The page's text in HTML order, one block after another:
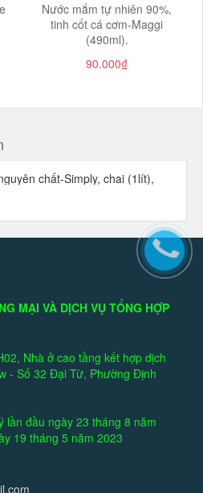
Nước mắm tự nhiên 90%,
tinh cốt cá cơm-Maggi
(490ml).
90.000₫
chất-Simply, chai (1lít),
MẠI VÀ DỊCH VỤ TỔNG HỢP
Nhà ở cao tầng kết hợp dịch
- Số 32 Đại Từ, Phường Định
lần đầu ngày 23 tháng 8 năm
19 tháng 5 năm 2023